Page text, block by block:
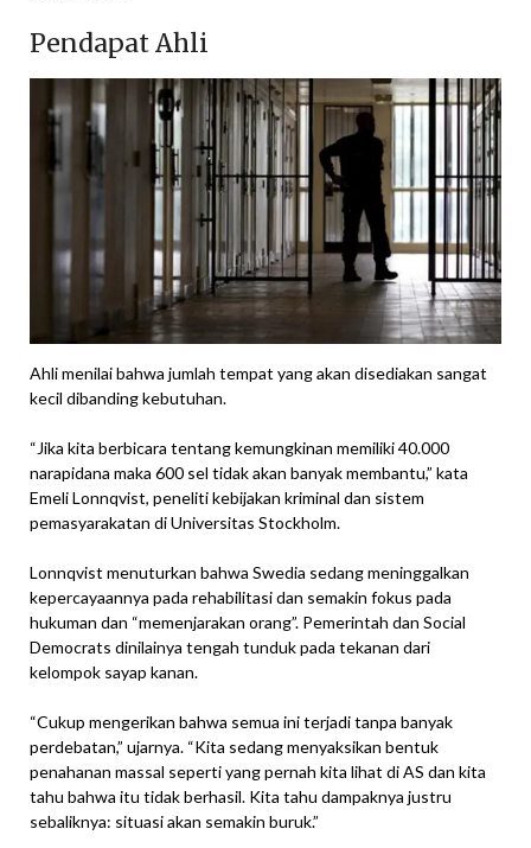
Pendapat Ahli
Ahli menilai bahwa jumlah tempat yang akan disediakan sangat
kecil dibanding kebutuhan.
“Jika kita berbicara tentang kemungkinan memiliki 40.000
narapidana maka 600 sel tidak akan banyak membantu,” kata
Emeli Lonnqvist, peneliti kebijakan kriminal dan sistem
pemasyarakatan di Universitas Stockholm.
Lonnqvist menuturkan bahwa Swedia sedang meninggalkan
kepercayaannya pada rehabilitasi dan semakin fokus pada
hukuman dan “memenjarakan orang”. Pemerintah dan Social
Democrats dinilainya tengah tunduk pada tekanan dari
kelompok sayap kanan.
“Cukup mengerikan bahwa semua ini terjadi tanpa banyak
perdebatan,” ujarnya. “Kita sedang menyaksikan bentuk
penahanan massal seperti yang pernah kita lihat di AS dan kita
tahu bahwa itu tidak berhasil. Kita tahu dampaknya justru
sebaliknya: situasi akan semakin buruk.”